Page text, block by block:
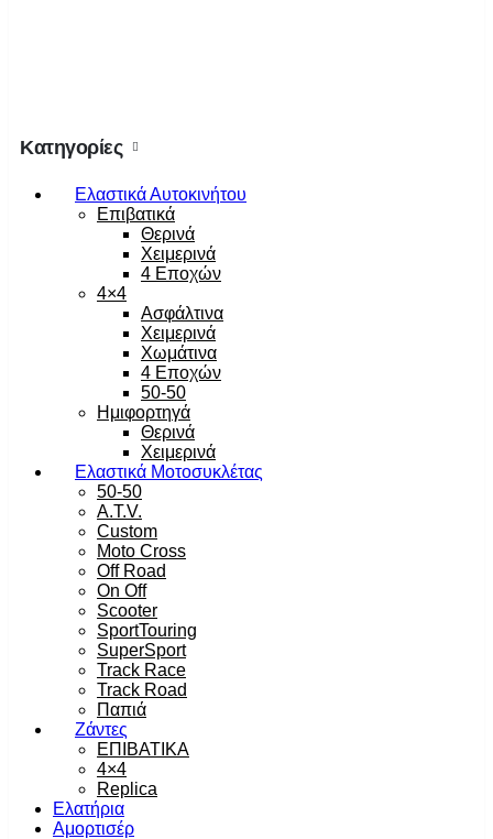
Κατηγορίες
Ελαστικά Αυτοκινήτου
Επιβατικά
Θερινά
Χειμερινά
4 Εποχών
4×4
Ασφάλτινα
Χειμερινά
Χωμάτινα
4 Εποχών
50-50
Ημιφορτηγά
Θερινά
Χειμερινά
Ελαστικά Μοτοσυκλέτας
50-50
A.T.V.
Custom
Moto Cross
Off Road
On Off
Scooter
SportTouring
SuperSport
Track Race
Track Road
Παπιά
Ζάντες
ΕΠΙΒΑΤΙΚΑ
4×4
Replica
Ελατήρια
Αμορτισέρ